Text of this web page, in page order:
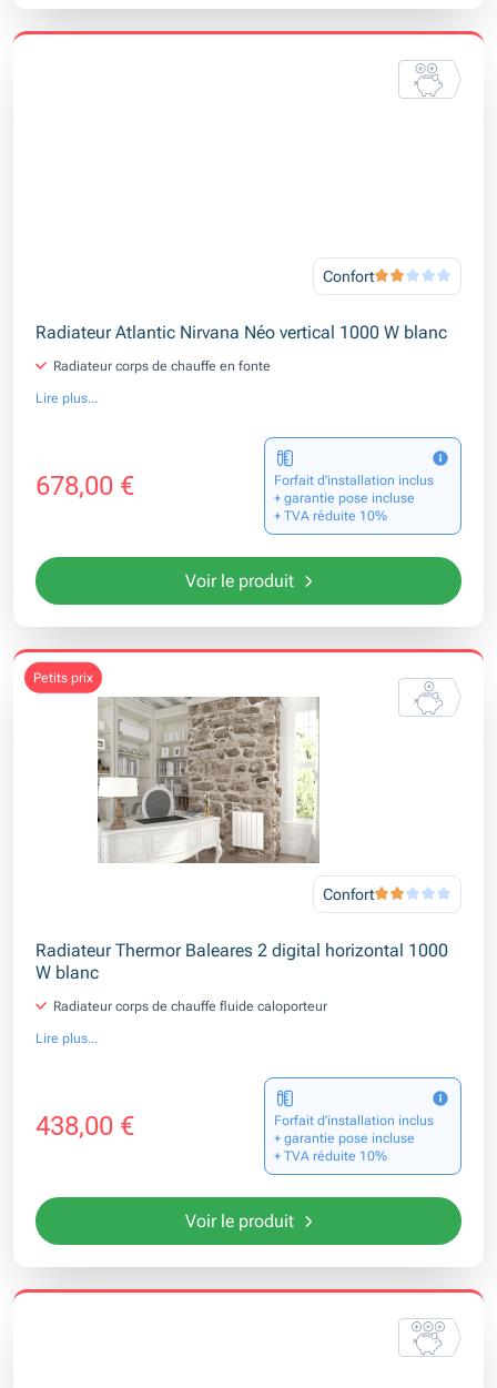
Confort
Radiateur Atlantic Nirvana Néo vertical 1000 W blanc
Radiateur corps de chauffe en fonte
Lire plus...
678,00 €
Forfait d’installation inclus
+ garantie pose incluse
+ TVA réduite 10%
Voir le produit
petits prix
Confort
Radiateur Thermor Baleares 2 digital horizontal 1000
W blanc
Radiateur corps de chauffe fluide caloporteur
Lire plus...
438,00 €
Forfait d’installation inclus
+ garantie pose incluse
+ TVA réduite 10%
Voir le produit